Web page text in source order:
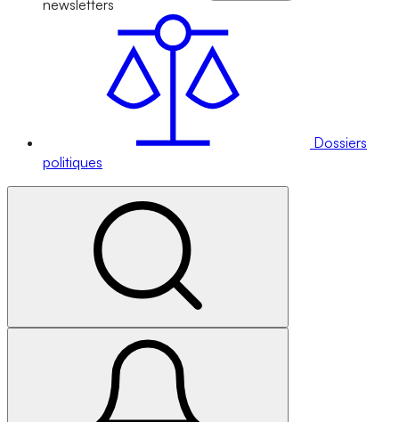
newsletters
Dossiers
politiques